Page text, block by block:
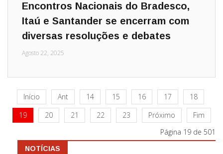
Encontros Nacionais do Bradesco,
Itaú e Santander se encerram com
diversas resoluções e debates
Agosto 22, 2025
Início Ant 14 15 16 17
18
19
20 21 22 23 Próximo
Fim
Página 19 de 501
NOTÍCIAS